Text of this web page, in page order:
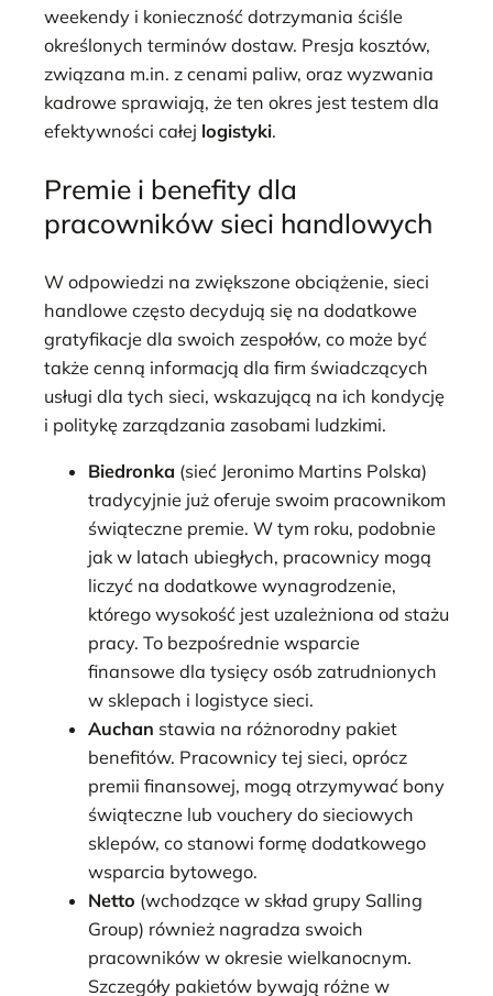
weekendy i konieczność dotrzymania ściśle
określonych terminów dostaw. Presja kosztów,
związana m.in. z cenami paliw, oraz wyzwania
kadrowe sprawiają, że ten okres jest testem dla
efektywności całej logistyki.
Premie i benefity dla
pracowników sieci handlowych
W odpowiedzi na zwiększone obciążenie, sieci
handlowe często decydują się na dodatkowe
gratyfikacje dla swoich zespołów, co może być
także cenną informacją dla firm świadczących
usługi dla tych sieci, wskazującą na ich kondycję
i politykę zarządzania zasobami ludzkimi.
Biedronka (sieć Jeronimo Martins Polska)
tradycyjnie już oferuje swoim pracownikom
świąteczne premie. W tym roku, podobnie
jak w latach ubiegłych, pracownicy mogą
liczyć na dodatkowe wynagrodzenie,
którego wysokość jest uzależniona od stażu
pracy. To bezpośrednie wsparcie
finansowe dla tysięcy osób zatrudnionych
w sklepach i logistyce sieci.
Auchan stawia na różnorodny pakiet
benefitów. Pracownicy tej sieci, oprócz
premii finansowej, mogą otrzymywać bony
świąteczne lub vouchery do sieciowych
sklepów, co stanowi formę dodatkowego
wsparcia bytowego.
Netto (wchodzące w skład grupy Salling
Group) również nagradza swoich
pracowników w okresie wielkanocnym.
Szczegóły pakietów bywają różne w